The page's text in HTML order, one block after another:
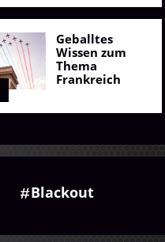
Geballtes
Wissen zum
Thema
Frankreich
Blackout